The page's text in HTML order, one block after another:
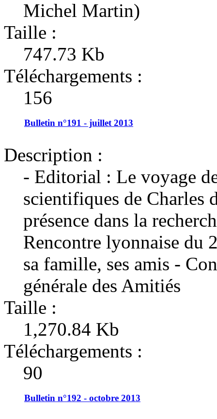
Michel Martin)
Taille :
747.73 Kb
Téléchargements :
156
Bulletin n°191 - juillet 2013
Description :
- Editorial : Le voyage
scientifiques de Charles
présence dans la
Rencontre lyonnaise du
sa famille, ses amis -
générale des Amitiés
Taille :
1,270.84 Kb
Téléchargements :
90
Bulletin n°192 - octobre 2013